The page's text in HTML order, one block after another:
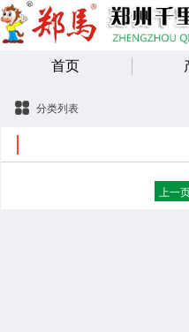
首页
分类列表
上一